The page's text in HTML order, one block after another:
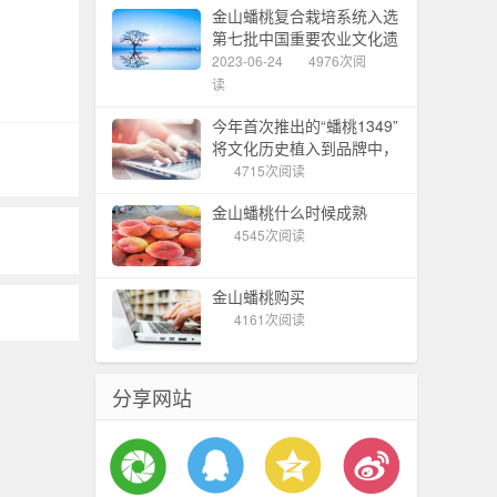
金山蟠桃复合栽培系统入选
第七批中国重要农业文化遗
产
2023-06-24
4976次阅
读
今年首次推出的“蟠桃1349”
将文化历史植入到品牌中，
金山蟠桃节拉开帷幕
4715次阅读
金山蟠桃什么时候成熟
4545次阅读
金山蟠桃购买
4161次阅读
分享网站